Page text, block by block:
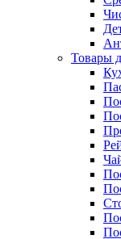
Товары